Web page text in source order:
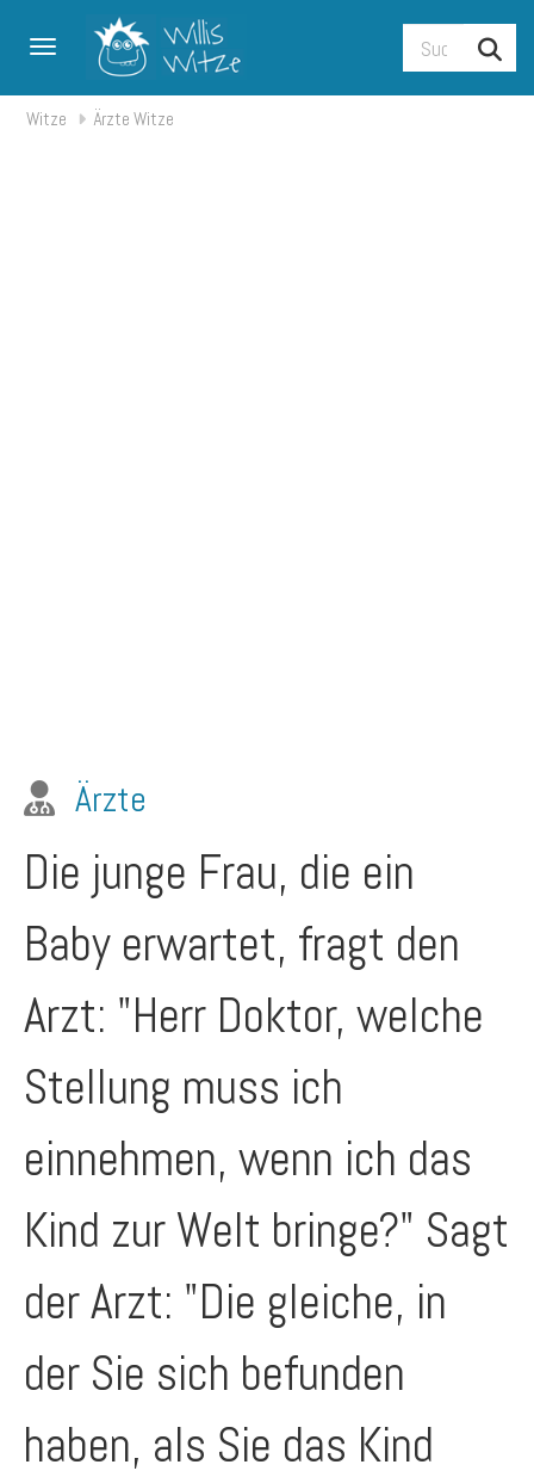
Toggle navigation
Witze Ärzte Witze
Ärzte
Die junge Frau, die ein
Baby erwartet, fragt den
Arzt: "Herr Doktor, welche
Stellung muss ich
einnehmen, wenn ich das
Kind zur Welt bringe?" Sagt
der Arzt: "Die gleiche, in
der Sie sich befunden
haben, als Sie das Kind